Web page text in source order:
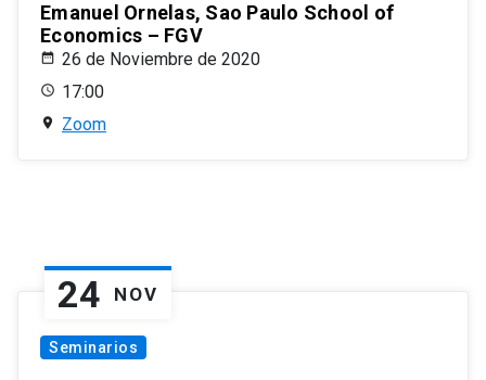
Emanuel Ornelas, Sao Paulo School of
Economics – FGV
26 de Noviembre de 2020
17:00
Zoom
24 NOV
Seminarios